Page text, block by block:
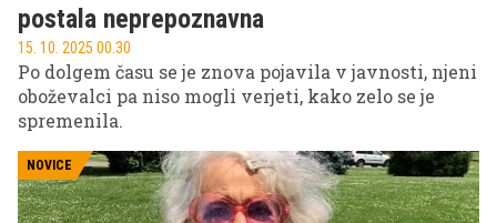
postala neprepoznavna
15. 10. 2025 00.30
Po dolgem času se je znova pojavila v javnosti, njeni
oboževalci pa niso mogli verjeti, kako zelo se je
spremenila.
NOVICE